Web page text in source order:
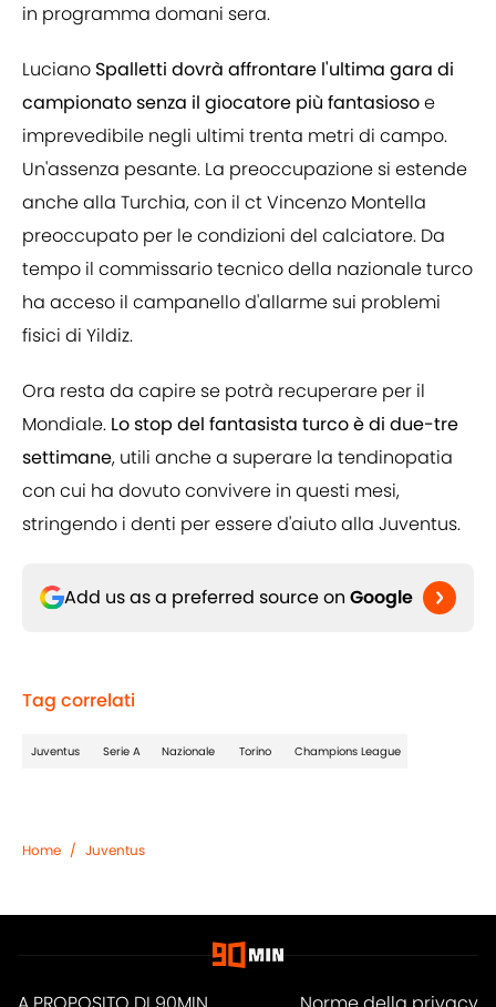
in programma domani sera.
Luciano Spalletti dovrà affrontare l'ultima gara di
campionato senza il giocatore più fantasiosoe
imprevedibile negli ultimi trenta metri di campo.
Un'assenza pesante. La preoccupazione si estende
anche alla Turchia, con il ct Vincenzo Montella
preoccupato per le condizioni del calciatore. Da
tempo il commissario tecnico della nazionale turco
ha acceso il campanello d'allarme sui problemi
fisici di Yildiz.
Ora resta da capire se potrà recuperare per il
Mondiale. Lo stop del fantasista turco è di due-tre
settimane, utili anche a superare la tendinopatia
con cui ha dovuto convivere in questi mesi,
stringendo i denti per essere d'aiuto alla Juventus.
Add us as a preferred source on Google
Tag correlati
Juventus Serie A Nazionale Torino Champions League
Home / Juventus